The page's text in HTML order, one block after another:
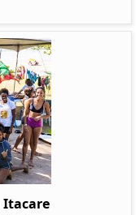
Itacare